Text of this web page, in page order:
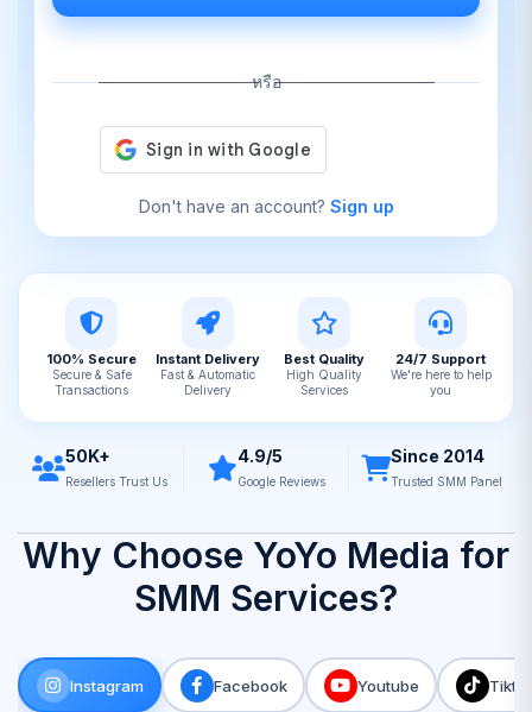
หรือ
Don't have an account? Sign up
100% Secure
Secure & Safe
Transactions
Instant Delivery
Fast & Automatic
Delivery
Best Quality
High Quality
Services
24/7 Support
We're here to help
you
50K+
Resellers Trust Us
4.9/5
Google Reviews
Since 2014
Trusted SMM Panel
Why Choose YoYo Media for
SMM Services?
Instagram Facebook Youtube